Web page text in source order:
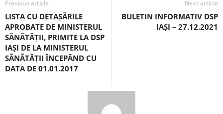
Previous article
LISTA CU DETAȘĂRILE
APROBATE DE MINISTERUL
SĂNĂTĂȚII, PRIMITE LA DSP
IAȘI DE LA MINISTERUL
SĂNĂTĂȚII ÎNCEPÂND CU
DATA DE 01.01.2017
Next article
BULETIN INFORMATIV DSP
IAȘI – 27.12.2021